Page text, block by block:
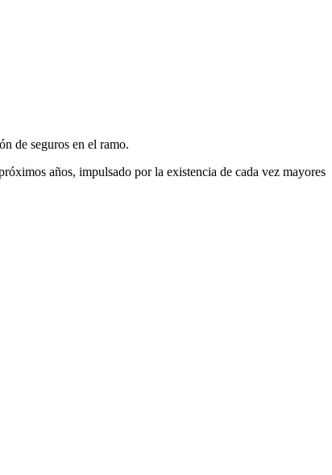
de seguros en el ramo.
años, impulsado por la existencia de cada vez mayores